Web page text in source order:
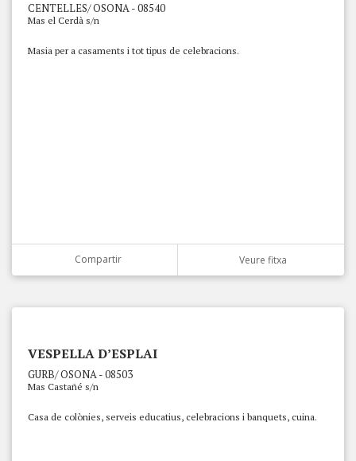
CENTELLES/ OSONA - 08540
Mas el Cerdà s/n
Masia per a casaments i tot tipus de celebracions.
Compartir Veure fitxa
VESPELLA D’ESPLAI
GURB/ OSONA - 08503
Mas Castañé s/n
Casa de colònies, serveis educatius, celebracions i banquets, cuina.